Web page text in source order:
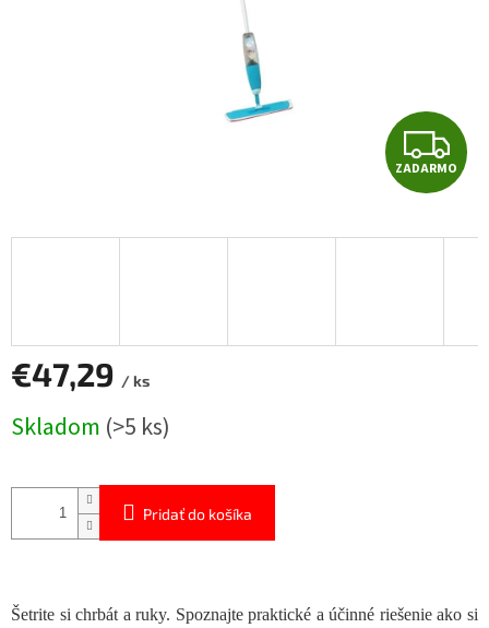
Z
A
D
ZADARMO
€47,29 / ks
cena:
Skladom (>5 ks)
Pridať do košíka
Šetrite si chrbát a ruky. Spoznajte praktické a účinné riešenie ako si